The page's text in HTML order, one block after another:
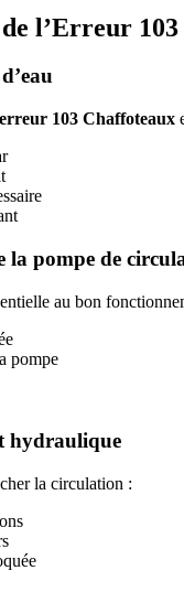
l’Erreur
erreur 103 Chaffoteaux
la pompe de
au bon
pompe
hydraulique
la circulation :